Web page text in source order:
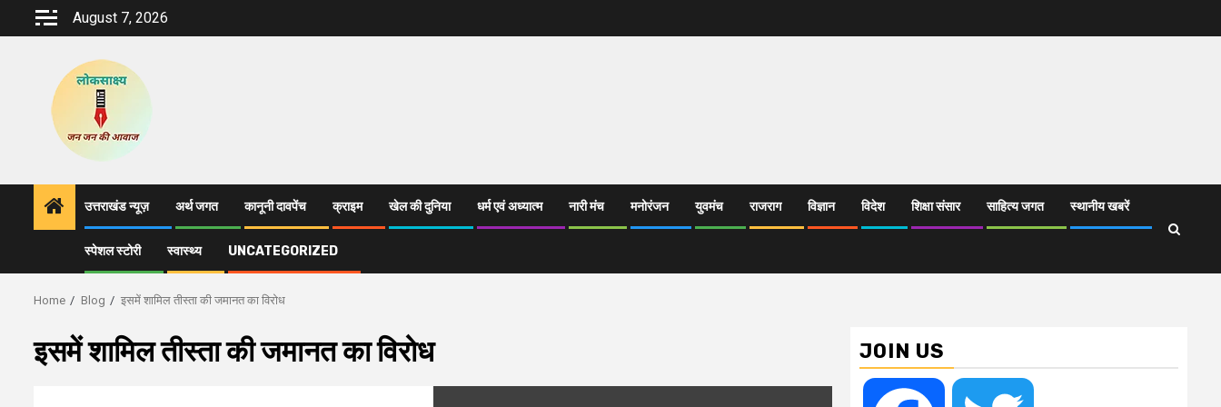
August 7, 2026
उत्तराखंड न्यूज़ अर्थ जगत कानूनी दावपेंच क्राइम खेल की दुनिया धर्म एवं अध्यात्म नारी मंच मनोरंजन युवमंच राजराग विज्ञान विदेश शिक्षा संसार साहित्य जगत स्थानीय खबरें
स्पेशल स्टोरी स्वास्थ्य UNCATEGORIZED
Home Blog इसमें शामिल तीस्ता की जमानत का विरोध
इसमें शामिल तीस्ता की जमानत का विरोध JOIN US